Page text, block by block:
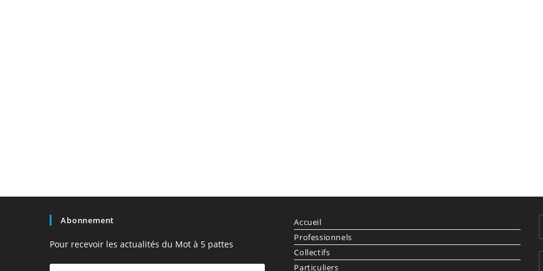
Abonnement
Pour recevoir les actualités du Mot à 5 pattes
Accueil
Professionnels
Collectifs
Particuliers